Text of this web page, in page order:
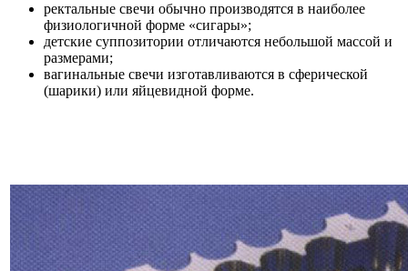
ректальные свечи обычно производятся в наиболее
физиологичной форме «сигары»;
детские суппозитории отличаются небольшой массой и
размерами;
вагинальные свечи изготавливаются в сферической
(шарики) или яйцевидной форме.